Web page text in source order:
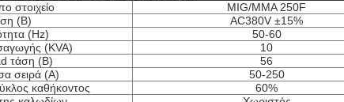
στοιχείο
MIG/MMA 250F
(Β)
AC380V ±15%
(Hz)
50-60
(KVA)
10
τάση (Β)
56
σειρά (Α)
50-250
καθήκοντος
60%